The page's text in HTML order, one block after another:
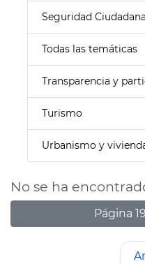
Seguridad Ciudadana
Todas las temáticas
Transparencia y
Turismo
Urbanismo y
No se ha
Página